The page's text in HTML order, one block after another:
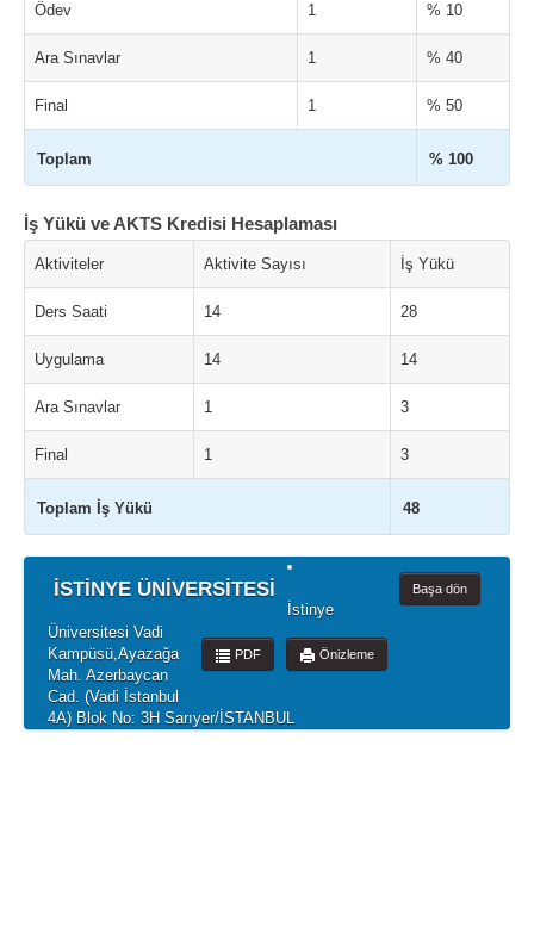
Ödev 1 % 10
Ara Sınavlar 1 % 40
Final 1 % 50
Toplam % 100
İş Yükü ve AKTS Kredisi Hesaplaması
Aktiviteler Aktivite Sayısı İş Yükü
Ders Saati 14 28
Uygulama 14 14
Ara Sınavlar 1 3
Final 1 3
Toplam İş Yükü 48
İSTİNYE ÜNİVERSİTESİ Başa dön
Önizleme
PDF
İstinye
Üniversitesi Vadi
Kampüsü,Ayazağa
Mah. Azerbaycan
Cad. (Vadi İstanbul
4A) Blok No: 3H Sarıyer/İSTANBUL